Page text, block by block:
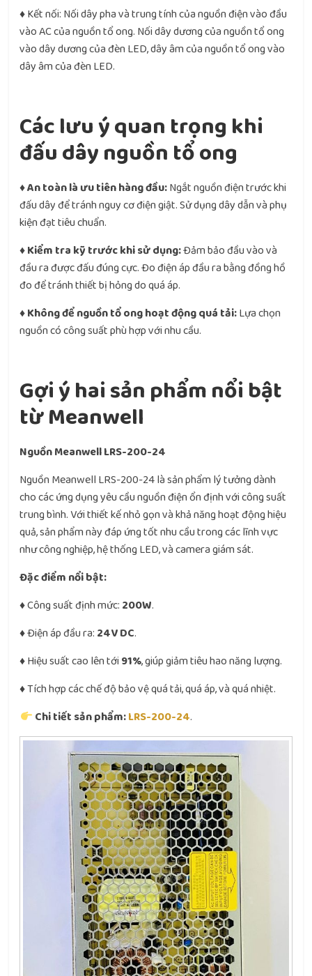
♦ Kết nối: Nối dây pha và trung tính của nguồn điện vào đầu
vào AC của nguồn tổ ong. Nối dây dương của nguồn tổ ong
vào dây dương của đèn LED, dây âm của nguồn tổ ong vào
dây âm của đèn LED.
Các lưu ý quan trọng khi
đấu dây nguồn tổ ong
♦An toàn là ưu tiên hàng đầu:Ngắt nguồn điện trước khi
đấu dây để tránh nguy cơ điện giật. Sử dụng dây dẫn và phụ
kiện đạt tiêu chuẩn.
♦Kiểm tra kỹ trước khi sử dụng:Đảm bảo đầu vào và
đầu ra được đấu đúng cực. Đo điện áp đầu ra bằng đồng hồ
đo để tránh thiết bị hỏng do quá áp.
♦Không để nguồn tổ ong hoạt động quá tải:Lựa chọn
nguồn có công suất phù hợp với nhu cầu.
Gợi ý hai sản phẩm nổi bật
từ Meanwell
Nguồn Meanwell LRS-200-24
Nguồn Meanwell LRS-200-24 là sản phẩm lý tưởng dành
cho các ứng dụng yêu cầu nguồn điện ổn định với công suất
trung bình. Với thiết kế nhỏ gọn và khả năng hoạt động hiệu
quả, sản phẩm này đáp ứng tốt nhu cầu trong các lĩnh vực
như công nghiệp, hệ thống LED, và camera giám sát.
Đặc điểm nổi bật:
♦ Công suất định mức: 200W.
♦ Điện áp đầu ra: 24V DC.
♦ Hiệu suất cao lên tới 91%, giúp giảm tiêu hao năng lượng.
♦ Tích hợp các chế độ bảo vệ quá tải, quá áp, và quá nhiệt.
Chi tiết sản phẩm:LRS-200-24.